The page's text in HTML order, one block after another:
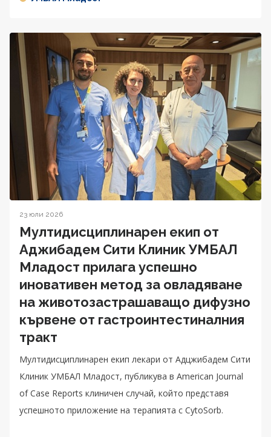
23 юли 2026
Мултидисциплинарен екип от
Аджибадем Сити Клиник УМБАЛ
Младост прилага успешно
иновативен метод за овладяване
на животозастрашаващо дифузно
кървене от гастроинтестиналния
тракт
Мултидисциплинарен екип лекари от Адцжибадем Сити
Клиник УМБАЛ Младост, публикува в American Journal
of Case Reports клиничен случай, който представя
успешното приложение на терапията с CytoSorb.